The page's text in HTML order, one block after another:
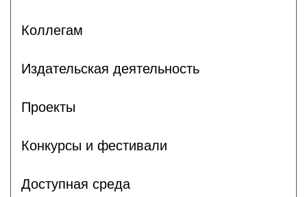
Коллегам
Издательская деятельность
Проекты
Конкурсы и фестивали
Доступная среда